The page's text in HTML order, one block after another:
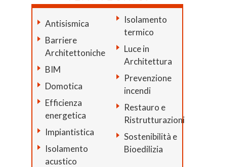
Antisismica
Barriere
Architettoniche
BIM
Domotica
Efficienza
energetica
Impiantistica
Isolamento
acustico
Isolamento
termico
Luce in
Architettura
Prevenzione
incendi
Restauro e
Ristrutturazioni
Sostenibilità e
Bioedilizia